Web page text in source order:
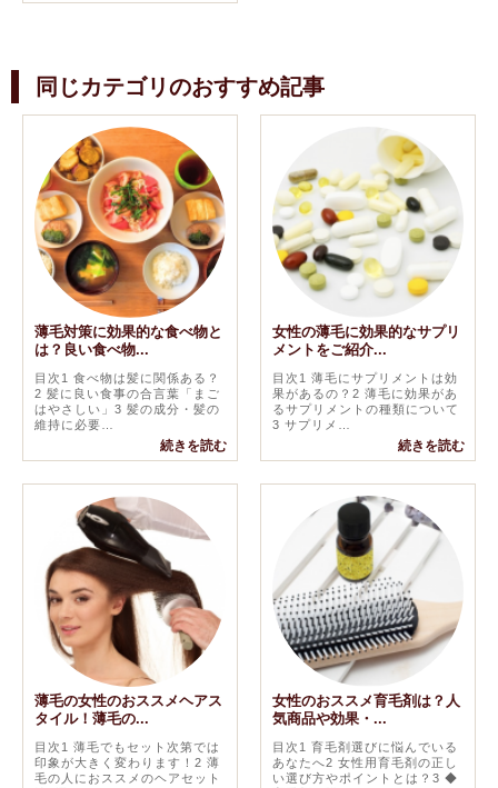
同じカテゴリのおすすめ記事
薄毛対策に効果的な食べ物と
は？良い食べ物...
目次1 食べ物は髪に関係ある？
2 髪に良い食事の合言葉「まご
はやさしい」3 髪の成分・髪の
維持に必要…
続きを読む
女性の薄毛に効果的なサプリ
メントをご紹介...
目次1 薄毛にサプリメントは効
果があるの？2 薄毛に効果があ
るサプリメントの種類について
3 サプリメ…
続きを読む
薄毛の女性のおススメヘアス
タイル！薄毛の...
目次1 薄毛でもセット次第では
印象が大きく変わります！2 薄
毛の人におススメのヘアセット
女性のおススメ育毛剤は？人
気商品や効果・...
目次1 育毛剤選びに悩んでいる
あなたへ2 女性用育毛剤の正し
い選び方やポイントとは？3 ◆